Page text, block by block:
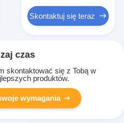
Skontaktuj się teraz
czas
skontaktować się z Tobą w
produktów.
wymagania